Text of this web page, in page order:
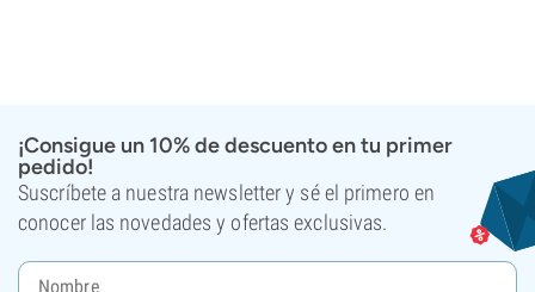
¡Consigue un 10% de descuento en tu primer
pedido!
Suscríbete a nuestra newsletter y sé el primero en
conocer las novedades y ofertas exclusivas.